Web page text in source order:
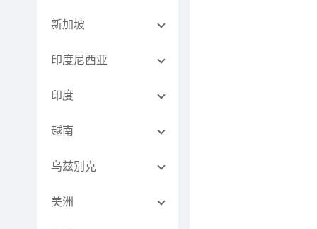
新加坡
印度尼西亚
印度
越南
乌兹别克
美洲